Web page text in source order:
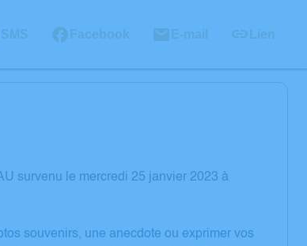
SMS Facebook E-mail Lien
survenu le mercredi 25 janvier 2023 à
souvenirs, une anecdote ou exprimer vos